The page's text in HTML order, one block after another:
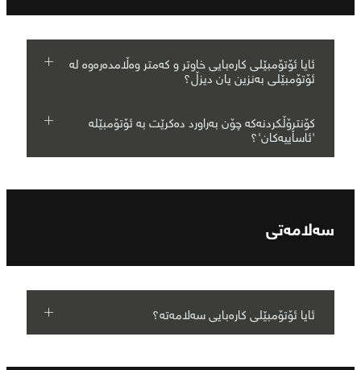
ئایا ئۆتۆمبێلی کارەبایی خاوتر و کەمتر وەڵامدەرەوە لە
ئۆتۆمبێلی بەنزین یان دیزڵ؟
کۆنتڕۆڵکردنەکە چۆن بەراورد دەکرێت بە ئۆتۆمبێلە
'ئاساییەکان'؟
سەلامەتی
ئایا ئۆتۆمبێلی کارەبایی سەلامەتە؟